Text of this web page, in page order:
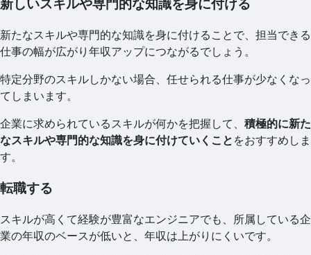
新しいスキルや専門的な知識を身に付ける
新たなスキルや専門的な知識を身に付けることで、担当できる
仕事の幅が広がり年収アップにつながるでしょう。
特定分野のスキルしかない場合、任せられる仕事が少なくなっ
てしまいます。
企業に求められているスキルが何かを把握して、 積極的に新た
なスキルや専門的な知識を身に付けていくこと をおすすめしま
す。
転職する
スキルが高くて経験が豊富なエンジニアでも、所属している企
業の年収のベースが低いと、年収は上がりにくいです。